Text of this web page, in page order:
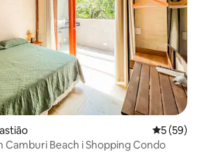
5 av 5 i
5 (59)
Camburi Beach i Shopping Condo